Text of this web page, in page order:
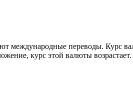
международные переводы. Курс
курс этой валюты